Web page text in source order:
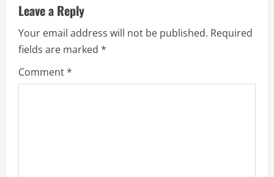
a
v
i
g
Leave a Reply
Your email address will not be published. Required
fields are marked *
Comment*